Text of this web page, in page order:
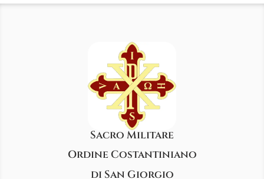
Sacro Militare
Ordine Costantiniano
di San Giorgio